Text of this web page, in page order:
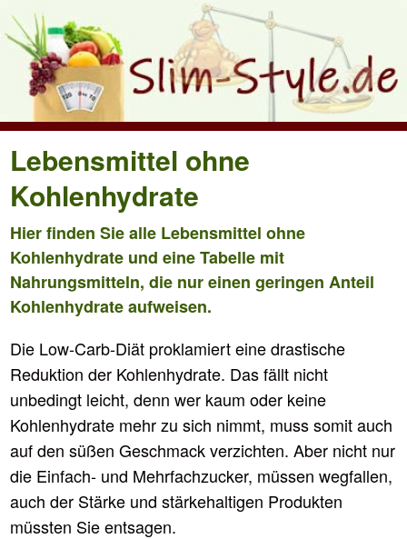
Lebensmittel ohne
Kohlenhydrate
Hier finden Sie alle Lebensmittel ohne
Kohlenhydrate und eine Tabelle mit
Nahrungsmitteln, die nur einen geringen Anteil
Kohlenhydrate aufweisen.
Die Low-Carb-Diät proklamiert eine drastische
Reduktion der Kohlenhydrate. Das fällt nicht
unbedingt leicht, denn wer kaum oder keine
Kohlenhydrate mehr zu sich nimmt, muss somit auch
auf den süßen Geschmack verzichten. Aber nicht nur
die Einfach- und Mehrfachzucker, müssen wegfallen,
auch der Stärke und stärkehaltigen Produkten
müssten Sie entsagen.